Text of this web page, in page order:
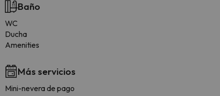
Baño
WC
Ducha
Amenities
Más servicios
Mini-nevera de pago